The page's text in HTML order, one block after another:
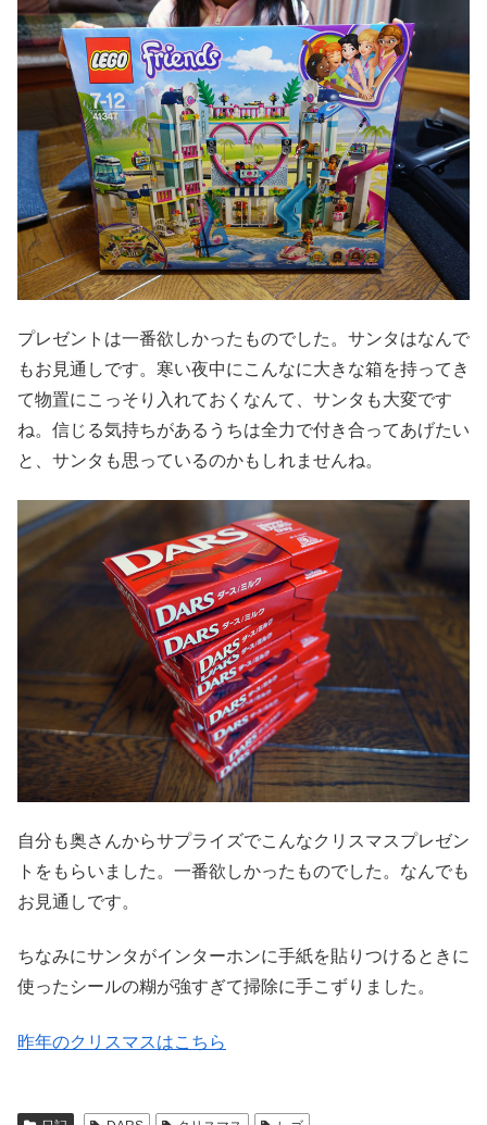
プレゼントは一番欲しかったものでした。サンタはなんで
もお見通しです。寒い夜中にこんなに大きな箱を持ってき
て物置にこっそり入れておくなんて、サンタも大変です
ね。信じる気持ちがあるうちは全力で付き合ってあげたい
と、サンタも思っているのかもしれませんね。
自分も奥さんからサプライズでこんなクリスマスプレゼン
トをもらいました。一番欲しかったものでした。なんでも
お見通しです。
ちなみにサンタがインターホンに手紙を貼りつけるときに
使ったシールの糊が強すぎて掃除に手こずりました。
昨年のクリスマスはこちら